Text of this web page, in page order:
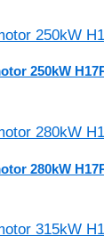
250kW
280kW